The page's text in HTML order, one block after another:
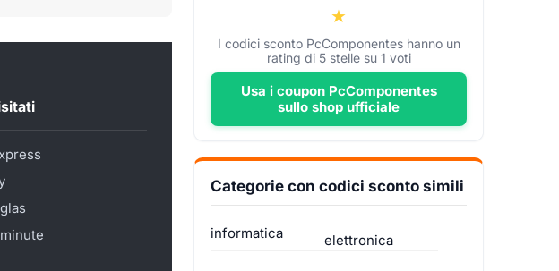
I codici sconto PcComponentes hanno un
rating di 5stelle su 1 voti
Usa i coupon PcComponentes
sullo shop ufficiale
Categorie con codici sconto simili
informatica elettronica